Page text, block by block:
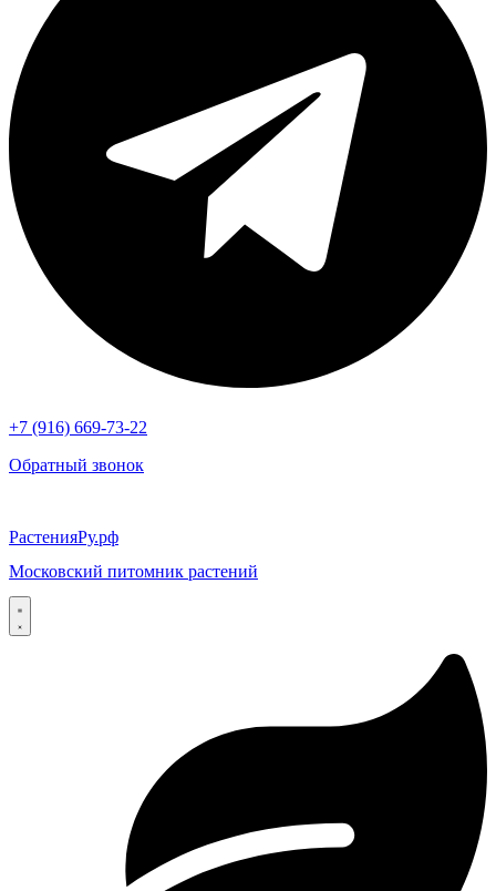
+7 (916) 669-73-22
Обратный звонок
РастенияРу.рф
Московский питомник растений